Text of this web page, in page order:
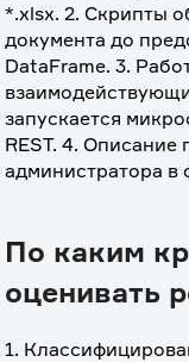
*.xlsx. 2. Скрипты
документа до
DataFrame. 3.
запускается
REST. 4. Описание
администратора в
По каким
оценивать
1.